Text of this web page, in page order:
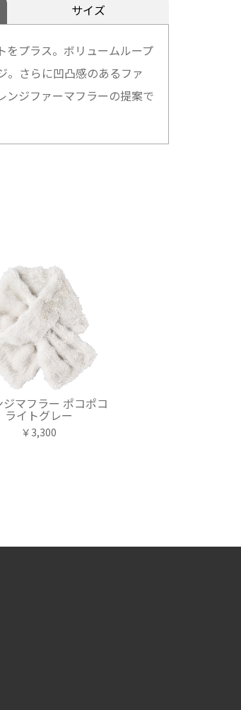
サイズ
をプラス。ボリュームループ
。さらに凹凸感のあるファ
ンジファーマフラーの提案で
ジマフラー ポコポコ
ライトグレー
￥3,300